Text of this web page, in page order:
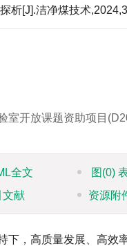
析[J].洁净煤技术
室开放课题资助项目
全文 图 (0)
文献 资源附
下，高质量发展、高效